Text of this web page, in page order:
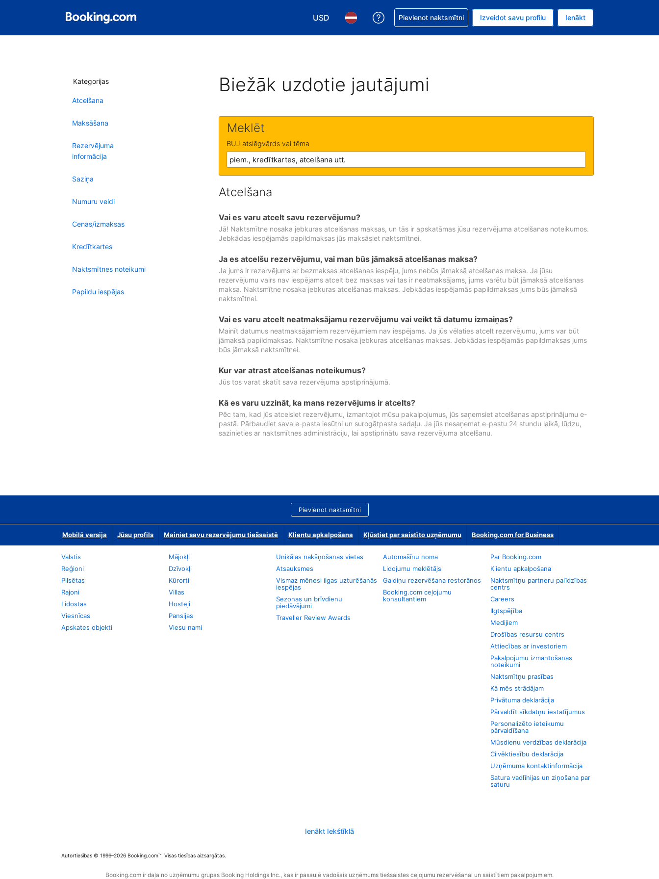
USD
Izvēlēties valūtu. Jūsu pašreizējā valūta ir ASV dolārs.
Izvēlēties valodu. Jūsu pašreizējā valoda ir Latviski.
Saņemiet palīdzību saistībā ar savu rezervējumu.
Pievienot naktsmītni Izveidot savu profilu Ienākt
Kategorijas
Atcelšana
Maksāšana
Rezervējuma
informācija
Saziņa
Numuru veidi
Cenas/izmaksas
Kredītkartes
Naktsmītnes noteikumi
Papildu iespējas
Biežāk uzdotie jautājumi
Meklēt
BUJ atslēgvārds vai tēma
Atcelšana
Vai es varu atcelt savu rezervējumu?
Jā! Naktsmītne nosaka jebkuras atcelšanas maksas, un tās ir apskatāmas jūsu rezervējuma atcelšanas noteikumos.
Jebkādas iespējamās papildmaksas jūs maksāsiet naktsmītnei.
Ja es atcelšu rezervējumu, vai man būs jāmaksā atcelšanas maksa?
Ja jums ir rezervējums ar bezmaksas atcelšanas iespēju, jums nebūs jāmaksā atcelšanas maksa. Ja jūsu
rezervējumu vairs nav iespējams atcelt bez maksas vai tas ir neatmaksājams, jums varētu būt jāmaksā atcelšanas
maksa. Naktsmītne nosaka jebkuras atcelšanas maksas. Jebkādas iespējamās papildmaksas jums būs jāmaksā
naktsmītnei.
Vai es varu atcelt neatmaksājamu rezervējumu vai veikt tā datumu izmaiņas?
Mainīt datumus neatmaksājamiem rezervējumiem nav iespējams. Ja jūs vēlaties atcelt rezervējumu, jums var būt
jāmaksā papildmaksas. Naktsmītne nosaka jebkuras atcelšanas maksas. Jebkādas iespējamās papildmaksas jums
būs jāmaksā naktsmītnei.
Kur var atrast atcelšanas noteikumus?
Jūs tos varat skatīt sava rezervējuma apstiprinājumā.
Kā es varu uzzināt, ka mans rezervējums ir atcelts?
Pēc tam, kad jūs atcelsiet rezervējumu, izmantojot mūsu pakalpojumus, jūs saņemsiet atcelšanas apstiprinājumu e-
pastā. Pārbaudiet sava e-pasta iesūtni un surogātpasta sadaļu. Ja jūs nesaņemat e-pastu 24 stundu laikā, lūdzu,
sazinieties ar naktsmītnes administrāciju, lai apstiprinātu sava rezervējuma atcelšanu.
Pievienot naktsmītni
Mobilā versija Jūsu profils Mainiet savu rezervējumu tiešsaistē Klientu apkalpošana Kļūstiet par saistīto uzņēmumu Booking.com for Business
Valstis
Reģioni
Pilsētas
Rajoni
Lidostas
Viesnīcas
Apskates objekti
Mājokļi
Dzīvokļi
Kūrorti
Villas
Hosteļi
Pansijas
Viesu nami
Unikālas nakšņošanas vietas
Atsauksmes
Vismaz mēnesi ilgas uzturēšanās
iespējas
Sezonas un brīvdienu
piedāvājumi
Traveller Review Awards
Automašīnu noma
Lidojumu meklētājs
Galdiņu rezervēšana restorānos
Booking.com ceļojumu
konsultantiem
Par Booking.com
Klientu apkalpošana
Naktsmītņu partneru palīdzības
centrs
Careers
Ilgtspējība
Medijiem
Drošības resursu centrs
Attiecības ar investoriem
Pakalpojumu izmantošanas
noteikumi
Naktsmītņu prasības
Kā mēs strādājam
Privātuma deklarācija
Pārvaldīt sīkdatņu iestatījumus
Personalizēto ieteikumu
pārvaldīšana
Mūsdienu verdzības deklarācija
Cilvēktiesību deklarācija
Uzņēmuma kontaktinformācija
Satura vadlīnijas un ziņošana par
saturu
Ienākt Iekštīklā
Autortiesības © 1996–2026 Booking.com™. Visas tiesības aizsargātas.
Booking.com ir daļa no uzņēmumu grupas Booking Holdings Inc., kas ir pasaulē vadošais uzņēmums tiešsaistes ceļojumu rezervēšanai un saistītiem pakalpojumiem.